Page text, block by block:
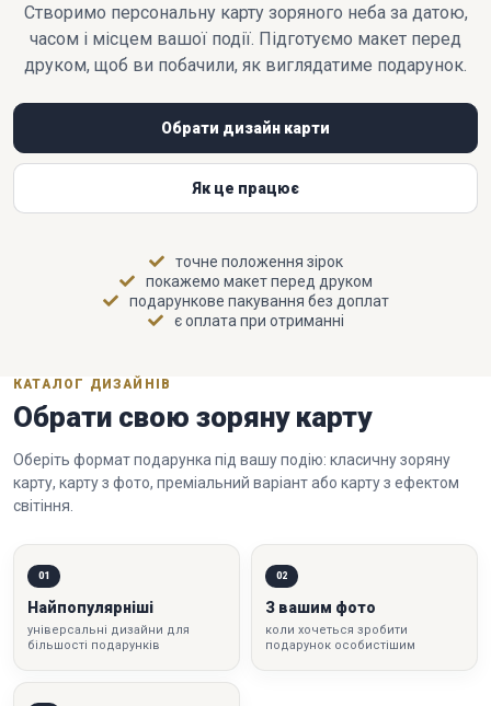
Створимо персональну карту зоряного неба за датою,
часом і місцем вашої події. Підготуємо макет перед
друком, щоб ви побачили, як виглядатиме подарунок.
Обрати дизайн карти
Як це працює
точне положення зірок
покажемо макет перед друком
подарункове пакування без доплат
є оплата при отриманні
КАТАЛОГ ДИЗАЙНІВ
Обрати свою зоряну карту
Оберіть формат подарунка під вашу подію: класичну зоряну
карту, карту з фото, преміальний варіант або карту з ефектом
світіння.
01
Найпопулярніші
універсальні дизайни для
більшості подарунків
02
З вашим фото
коли хочеться зробити
подарунок особистішим